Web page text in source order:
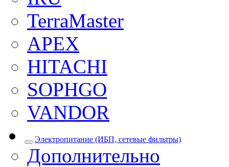
TerraMaster
APEX
HITACHI
SOPHGO
VANDOR
Электропитание (ИБП, сетевые фильтры)
Дополнительно